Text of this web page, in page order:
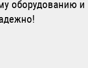
оборудованию и